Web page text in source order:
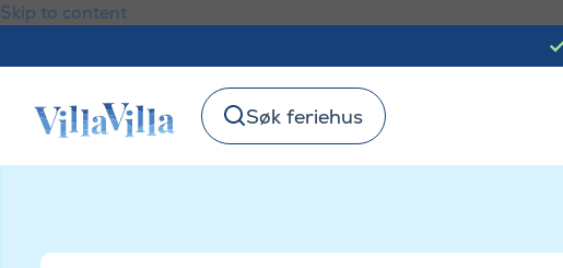
Skip to content
Søk feriehus